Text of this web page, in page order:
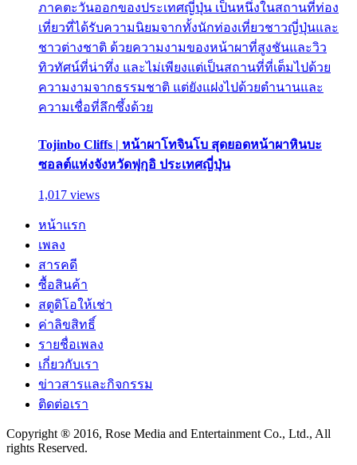
ภาคตะวันออกของประเทศญี่ปุ่น เป็นหนึ่งในสถานที่ท่อง
เที่ยวที่ได้รับความนิยมจากทั้งนักท่องเที่ยวชาวญี่ปุ่นและ
ชาวต่างชาติ ด้วยความงามของหน้าผาที่สูงชันและวิว
ทิวทัศน์ที่น่าทึ่ง และไม่เพียงแต่เป็นสถานที่ที่เต็มไปด้วย
ความงามจากธรรมชาติ แต่ยังแฝงไปด้วยตำนานและ
ความเชื่อที่ลึกซึ้งด้วย
Tojinbo Cliffs | หน้าผาโทจินโบ สุดยอดหน้าผาหินบะ
ซอลต์แห่งจังหวัดฟุกุอิ ประเทศญี่ปุ่น
1,017 views
หน้าแรก
เพลง
สารคดี
ซื้อสินค้า
สตูดิโอให้เช่า
ค่าลิขสิทธิ์
รายชื่อเพลง
เกี่ยวกับเรา
ข่าวสารและกิจกรรม
ติดต่อเรา
Copyright ® 2016, Rose Media and Entertainment Co., Ltd., All
rights Reserved.